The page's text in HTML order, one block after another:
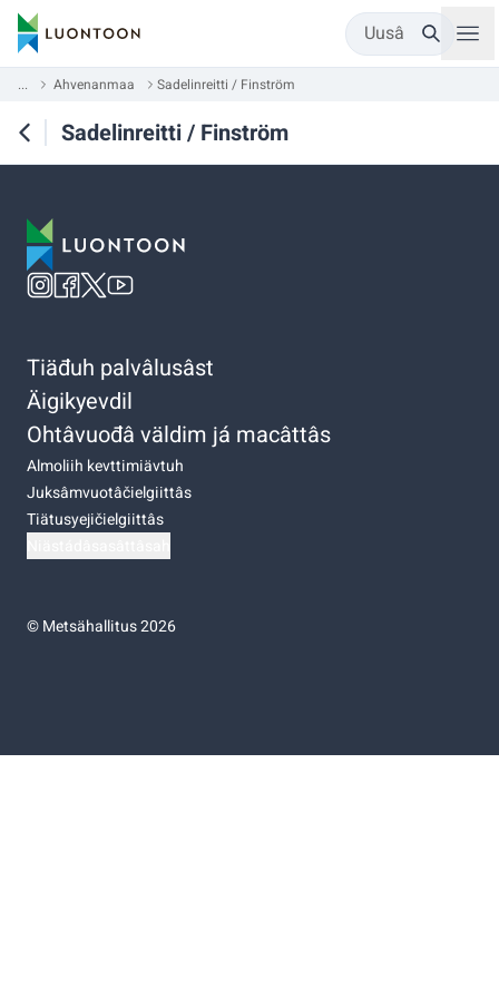
Uusâ
... Ahvenanmaa Sadelinreitti / Finström
Sadelinreitti / Finström
Tiäđuh palvâlusâst
Äigikyevdil
Ohtâvuođâ väldim já macâttâs
Almoliih kevttimiävtuh
Juksâmvuotâčielgiittâs
Tiätusyejičielgiittâs
©Metsähallitus 2026